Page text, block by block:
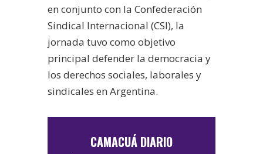
en conjunto con la Confederación
Sindical Internacional (CSI), la
jornada tuvo como objetivo
principal defender la democracia y
los derechos sociales, laborales y
sindicales en Argentina.
CAMACUÁ DIARIO